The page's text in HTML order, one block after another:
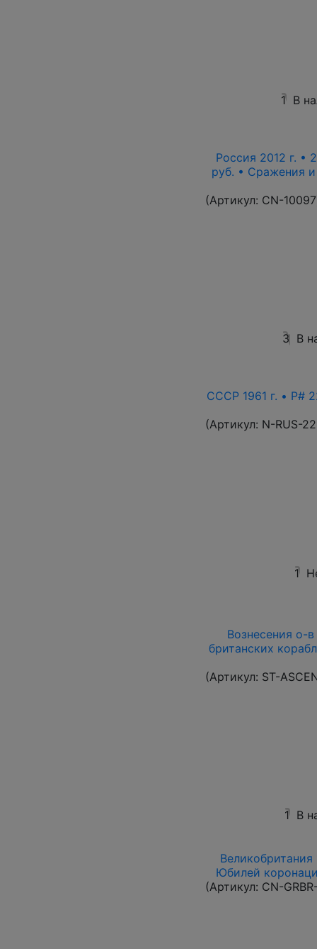
1 В
Россия 2012 г. •
руб. • Сражения
(Артикул: CN-10097
3 В
СССР 1961 г. • P#
(Артикул: N-RUS-
1
Вознесения о-
британских
(Артикул: ST-
1 В
Юбилей
(Артикул: CN-